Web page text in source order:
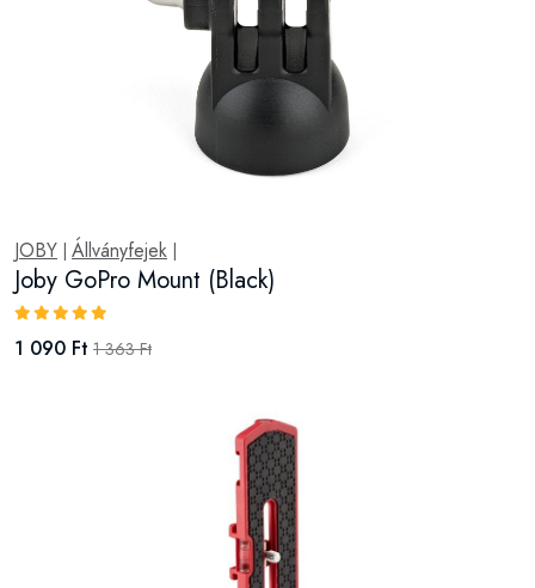
JOBY Állványfejek
Joby GoPro Mount (Black)
1 090 Ft 1 363 Ft